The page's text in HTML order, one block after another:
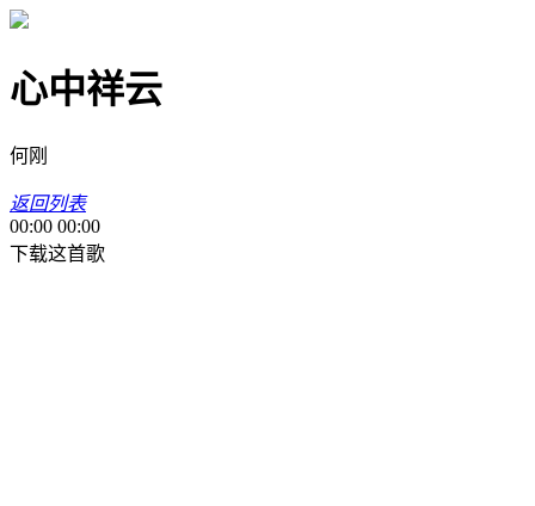
心中祥云
何刚
返回列表
00:00 00:00
下载这首歌